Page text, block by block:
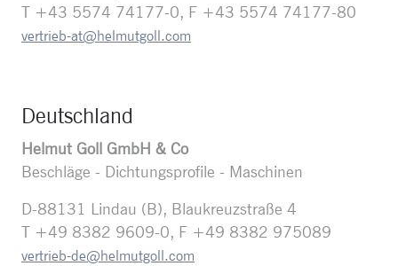
T +43 5574 74177-0, F +43 5574 74177-80
vertrieb-at@helmutgoll.com
Deutschland
Helmut Goll GmbH & Co
Beschläge - Dichtungsprofile - Maschinen
D-88131 Lindau (B), Blaukreuzstraße 4
T +49 8382 9609-0, F +49 8382 975089
vertrieb-de@helmutgoll.com